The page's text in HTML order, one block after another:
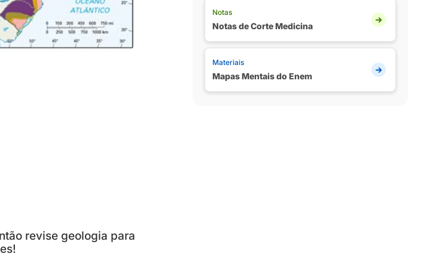
revise geologia para
Notas
Notas de Corte Medicina
Materiais
Mapas Mentais do Enem